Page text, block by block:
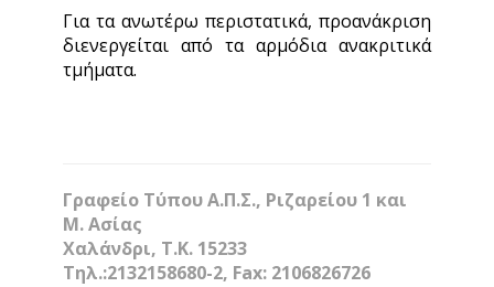
Για τα ανωτέρω περιστατικά, προανάκριση
διενεργείται από τα αρμόδια ανακριτικά
τμήματα.
Γραφείο Τύπου Α.Π.Σ., Ριζαρείου 1 και
Μ. Ασίας
Χαλάνδρι, Τ.Κ. 15233
Τηλ.:2132158680-2, Fax: 2106826726